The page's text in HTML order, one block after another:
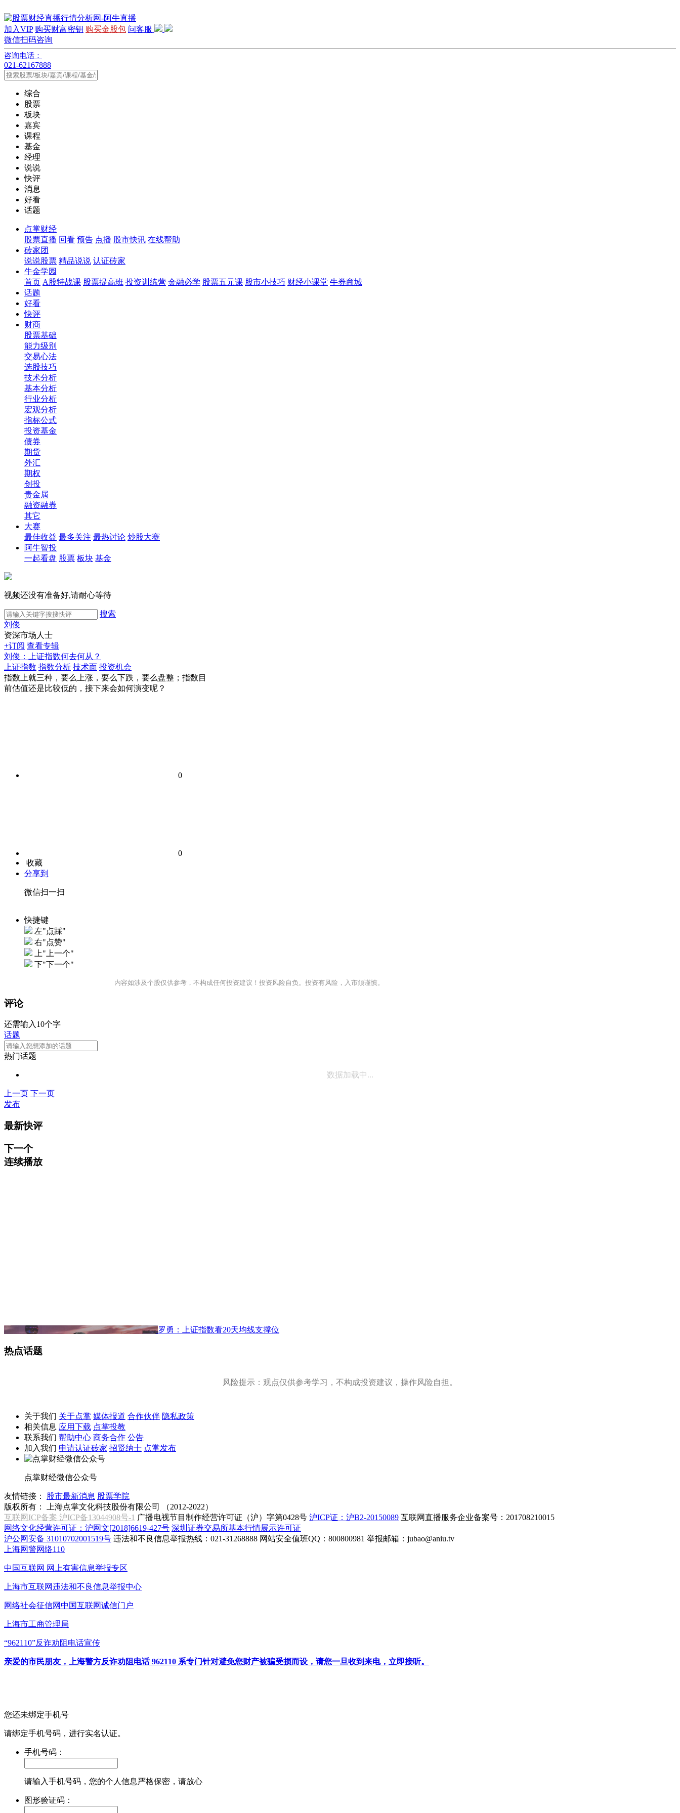
加入VIP 购买财富密钥 购买金股包 问客服
微信扫码咨询
咨询电话：
021-62167888
综合
股票
板块
嘉宾
课程
基金
经理
说说
快评
消息
好看
话题
点掌财经
股票直播 回看 预告 点播 股市快讯 在线帮助
砖家团
说说股票 精品说说 认证砖家
牛金学园
首页 A股特战课 股票提高班 投资训练营 金融必学 股票五元课 股市小技巧 财经小课堂 牛券商城
话题
好看
快评
财商
股票基础
能力级别
交易心法
选股技巧
技术分析
基本分析
行业分析
宏观分析
指标公式
投资基金
债券
期货
外汇
期权
创投
贵金属
融资融券
其它
大赛
最佳收益 最多关注 最热讨论 炒股大赛
阿牛智投
一起看盘 股票 板块 基金
视频还没有准备好,请耐心等待
搜索
刘俊
资深市场人士
+订阅 查看专辑
刘俊：上证指数何去何从？
上证指数 指数分析 技术面 投资机会
指数上就三种，要么上涨，要么下跌，要么盘整；指数目
前估值还是比较低的，接下来会如何演变呢？
0
0
收藏
分享到
微信扫一扫
快捷键
左"点踩"
右"点赞"
上"上一个"
下"下一个"
内容如涉及个股仅供参考，不构成任何投资建议！投资风险自负。投资有风险，入市须谨慎。
评论
还需输入10个字
话题
热门话题
数据加载中...
上一页 下一页
发布
最新快评
下一个
连续播放
罗勇：上证指数看20天均线支撑位
热点话题
风险提示：观点仅供参考学习，不构成投资建议，操作风险自担。
关于我们 关于点掌 媒体报道 合作伙伴 隐私政策
相关信息 应用下载 点掌投教
联系我们 帮助中心 商务合作 公告
加入我们 申请认证砖家 招贤纳士 点掌发布
点掌财经微信公众号
友情链接： 股市最新消息 股票学院
版权所有：
上海点掌文化科技股份有限公司 （2012-2022）
互联网ICP备案 沪ICP备13044908号-1 广播电视节目制作经营许可证（沪）字第0428号 沪ICP证：沪B2-20150089 互联网直播服务企业备案号：201708210015
网络文化经营许可证：沪网文[2018]6619-427号 深圳证券交易所基本行情展示许可证
沪公网安备 31010702001519号 违法和不良信息举报热线：021-31268888 网站安全值班QQ：800800981 举报邮箱： jubao@aniu.tv
上海网警网络110
中国互联网 网上有害信息举报专区
上海市互联网违法和不良信息举报中心
网络社会征信网中国互联网诚信门户
上海市工商管理局
“962110”反诈劝阻电话宣传
亲爱的市民朋友，上海警方反诈劝阻电话 962110 系专门针对避免您财产被骗受损而设，请您一旦收到来电，立即接听。
您还未绑定手机号
请绑定手机号码，进行实名认证。
手机号码：
请输入手机号码，您的个人信息严格保密，请放心
图形验证码：